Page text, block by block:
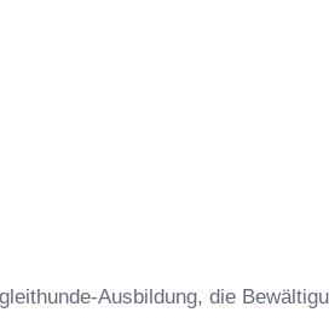
Ausbildung, die